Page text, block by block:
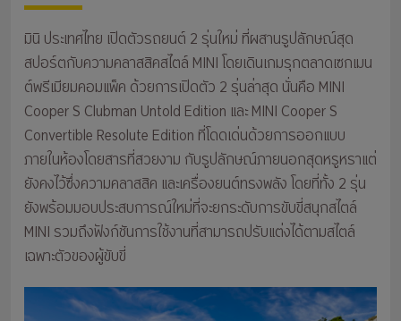
มินิ ประเทศไทย เปิดตัวรถยนต์ 2 รุ่นใหม่ ที่ผสานรูปลักษณ์สุด
สปอร์ตกับความคลาสสิคสไตล์ MINI โดยเดินเกมรุกตลาดเซกเมน
ต์พรีเมียมคอมแพ็ค ด้วยการเปิดตัว 2 รุ่นล่าสุด นั่นคือ MINI
Cooper S Clubman Untold Edition และ MINI Cooper S
Convertible Resolute Edition ที่โดดเด่นด้วยการออกแบบ
ภายในห้องโดยสารที่สวยงาม กับรูปลักษณ์ภายนอกสุดหรูหราแต่
ยังคงไว้ซึ่งความคลาสสิค และเครื่องยนต์ทรงพลัง โดยที่ทั้ง 2 รุ่น
ยังพร้อมมอบประสบการณ์ใหม่ที่จะยกระดับการขับขี่สนุกสไตล์
MINI รวมถึงฟังก์ชันการใช้งานที่สามารถปรับแต่งได้ตามสไตล์
เฉพาะตัวของผู้ขับขี่